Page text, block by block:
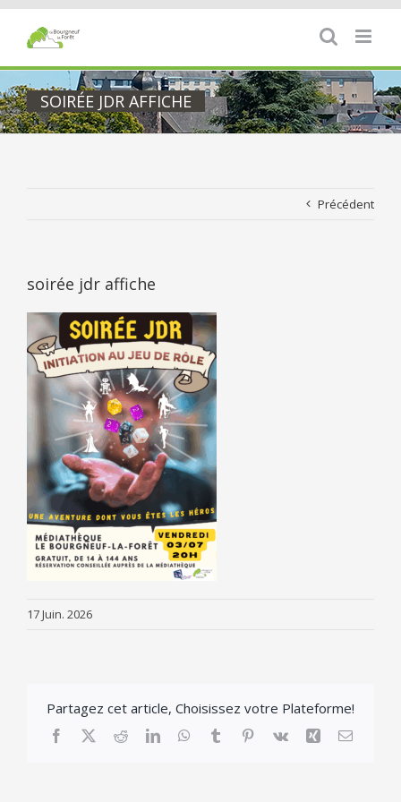
Passer
contenu
SOIRÉE JDR AFFICHE
Précédent
soirée jdr affiche
17 Juin. 2026
Partagez cet article, Choisissez votre Plateforme!
Facebook
X RedditLinkedInWhatsApp
TumblrPinterest
Vk Xing Email